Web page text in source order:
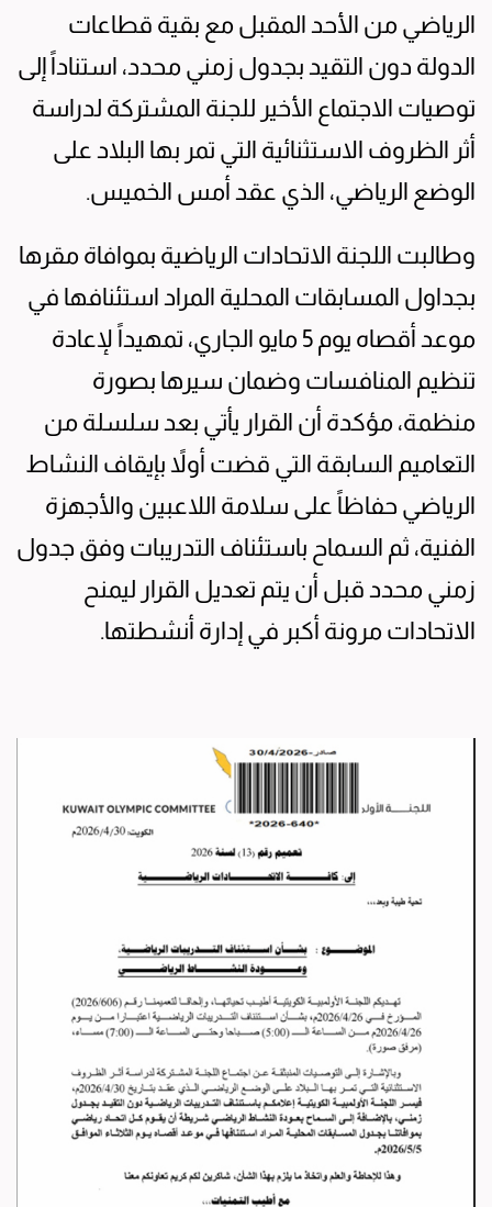
الرياضي من الأحد المقبل مع بقية قطاعات
الدولة دون التقيد بجدول زمني محدد، استناداً إلى
توصيات الاجتماع الأخير للجنة المشتركة لدراسة
أثر الظروف الاستثنائية التي تمر بها البلاد على
الوضع الرياضي، الذي عقد أمس الخميس.
وطالبت اللجنة الاتحادات الرياضية بموافاة مقرها
بجداول المسابقات المحلية المراد استئنافها في
موعد أقصاه يوم 5 مايو الجاري، تمهيداً لإعادة
تنظيم المنافسات وضمان سيرها بصورة
منظمة، مؤكدة أن القرار يأتي بعد سلسلة من
التعاميم السابقة التي قضت أولاً بإيقاف النشاط
الرياضي حفاظاً على سلامة اللاعبين والأجهزة
الفنية، ثم السماح باستئناف التدريبات وفق جدول
زمني محدد قبل أن يتم تعديل القرار ليمنح
الاتحادات مرونة أكبر في إدارة أنشطتها.